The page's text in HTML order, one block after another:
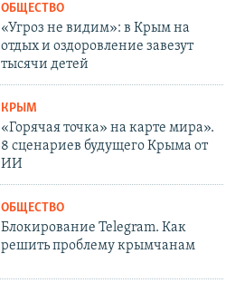
ОБЩЕСТВО
«Угроз не видим»: в Крым на
отдых и оздоровление завезут
тысячи детей
КРЫМ
«Горячая точка» на карте мира».
8 сценариев будущего Крыма от
ИИ
ОБЩЕСТВО
Блокирование Telegram. Как
решить проблему крымчанам